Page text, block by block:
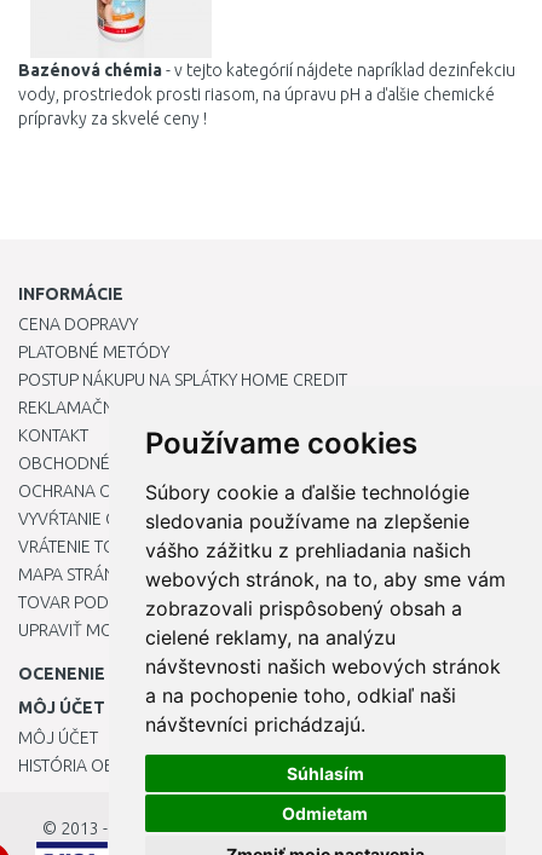
Používame cookies
Súbory cookie a ďalšie technológie
sledovania používame na zlepšenie
vášho zážitku z prehliadania našich
webových stránok, na to, aby sme vám
zobrazovali prispôsobený obsah a
cielené reklamy, na analýzu
návštevnosti našich webových stránok
a na pochopenie toho, odkiaľ naši
návštevníci prichádzajú.
Súhlasím
Odmietam
Bazénová chémia- v tejto kategórií nájdete napríklad dezinfekciu
vody, prostriedok prosti riasom, na úpravu pH a ďalšie chemické
prípravky za skvelé ceny !
INFORMÁCIE
CENA DOPRAVY
PLATOBNÉ METÓDY
POSTUP NÁKUPU NA SPLÁTKY HOME CREDIT
REKLAMAČNÝ PORIADOK
KONTAKT
OBCHODNÉ PODMIENKY
OCHRANA OSOBNÝCH ÚDAJOV
VYVŔTANIE OTVORU DO DREZU PRE KUCHYNSKÚ BATÉRIU
VRÁTENIE TOVARU / REKLAMÁCIE
MAPA STRÁNOK
TOVAR PODĽA ZNAČIEK
UPRAVIŤ MOJE PREDVOĽBY COOKIES
OCENENIE
MÔJ ÚČET
MÔJ ÚČET
HISTÓRIA OBJEDNÁVOK
© 2013 - 2026OKmarket.sk